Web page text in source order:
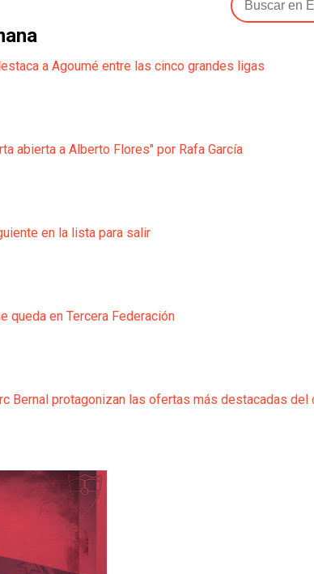
a Agoumé entre las cinco grandes ligas
abierta a Alberto Flores" por Rafa García
en la lista para salir
queda en Tercera Federación
Bernal protagonizan las ofertas más destacadas del